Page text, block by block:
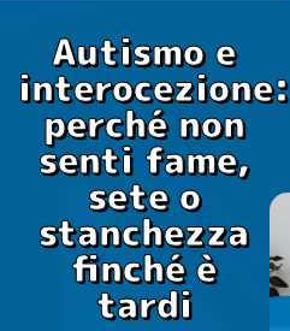
Autismo e
interocezione:
perché non
senti fame,
sete o
stanchezza
finché è
tardi